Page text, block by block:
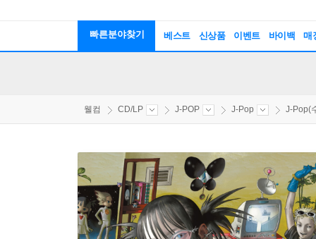
빠른분야찾기 베스트 신상품 이벤트 바이백 매
웰컴 CD/LP J-POP J-Pop J-Pop(